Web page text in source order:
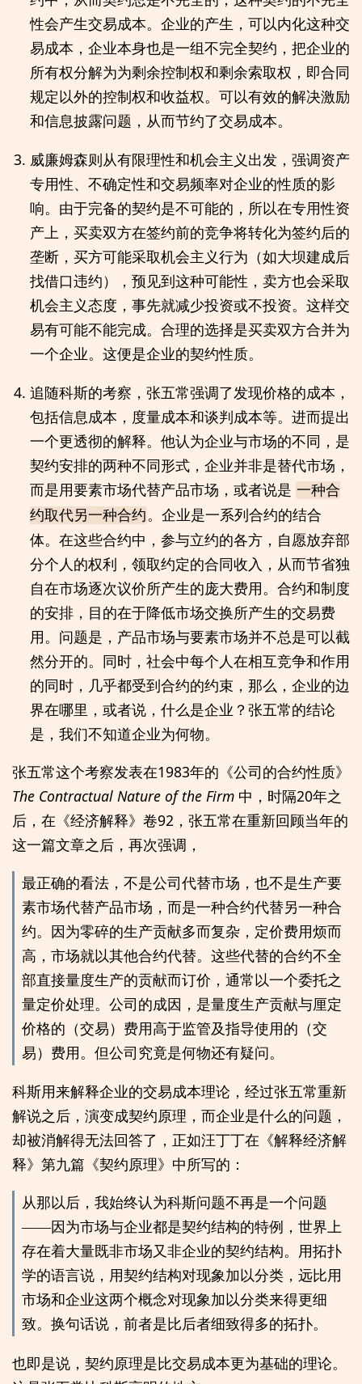
性会产生交易成本。企业的产生，可以内化这种交
易成本，企业本身也是一组不完全契约，把企业的
所有权分解为为剩余控制权和剩余索取权，即合同
规定以外的控制权和收益权。可以有效的解决激励
和信息披露问题，从而节约了交易成本。
威廉姆森则从有限理性和机会主义出发，强调资产
专用性、不确定性和交易频率对企业的性质的影
响。由于完备的契约是不可能的，所以在专用性资
产上，买卖双方在签约前的竞争将转化为签约后的
垄断，买方可能采取机会主义行为（如大坝建成后
找借口违约），预见到这种可能性，卖方也会采取
机会主义态度，事先就减少投资或不投资。这样交
易有可能不能完成。合理的选择是买卖双方合并为
一个企业。这便是企业的契约性质。
追随科斯的考察，张五常强调了发现价格的成本，
包括信息成本，度量成本和谈判成本等。进而提出
一个更透彻的解释。他认为企业与市场的不同，是
契约安排的两种不同形式，企业并非是替代市场，
而是用要素市场代替产品市场，或者说是 一种合
约取代另一种合约 。企业是一系列合约的结合
体。在这些合约中，参与立约的各方，自愿放弃部
分个人的权利，领取约定的合同收入，从而节省独
自在市场逐次议价所产生的庞大费用。合约和制度
的安排，目的在于降低市场交换所产生的交易费
用。问题是，产品市场与要素市场并不总是可以截
然分开的。同时，社会中每个人在相互竞争和作用
的同时，几乎都受到合约的约束，那么，企业的边
界在哪里，或者说，什么是企业？张五常的结论
是，我们不知道企业为何物。
张五常这个考察发表在1983年的《公司的合约性质》
The Contractual Nature of the Firm 中，时隔20年之
后，在《经济解释》卷92，张五常在重新回顾当年的
这一篇文章之后，再次强调，
最正确的看法，不是公司代替市场，也不是生产要
素市场代替产品市场，而是一种合约代替另一种合
约。因为零碎的生产贡献多而复杂，定价费用烦而
高，市场就以其他合约代替。这些代替的合约不全
部直接量度生产的贡献而订价，通常以一个委托之
量定价处理。公司的成因，是量度生产贡献与厘定
价格的（交易）费用高于监管及指导使用的（交
易）费用。但公司究竟是何物还有疑问。
科斯用来解释企业的交易成本理论，经过张五常重新
解说之后，演变成契约原理，而企业是什么的问题，
却被消解得无法回答了，正如汪丁丁在《解释经济解
释》第九篇《契约原理》中所写的：
从那以后，我始终认为科斯问题不再是一个问题
——因为市场与企业都是契约结构的特例，世界上
存在着大量既非市场又非企业的契约结构。用拓扑
学的语言说，用契约结构对现象加以分类，远比用
市场和企业这两个概念对现象加以分类来得更细
致。换句话说，前者是比后者细致得多的拓扑。
也即是说，契约原理是比交易成本更为基础的理论。